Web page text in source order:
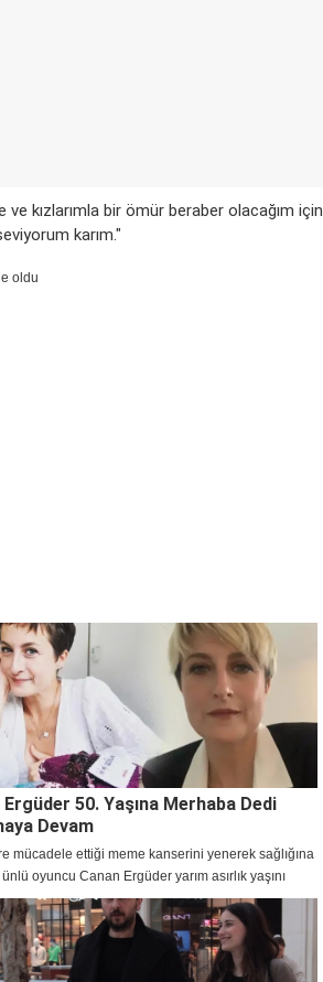
kızlarımla bir ömür beraber olacağım için
karım."
oldu
Ergüder 50. Yaşına Merhaba Dedi
Devam
mücadele ettiği meme kanserini yenerek sağlığına
oyuncu Canan Ergüder yarım asırlık yaşını
kutladı.